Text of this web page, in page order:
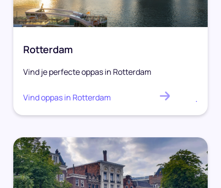
Rotterdam
Vind je perfecte oppas in Rotterdam
Vind oppas in Rotterdam .